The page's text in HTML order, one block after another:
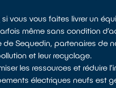
si vous vous faites livrer un
même sans condition
de Sequedin, partenaires de
et leur recyclage.
les ressources et réduire
électriques neufs est